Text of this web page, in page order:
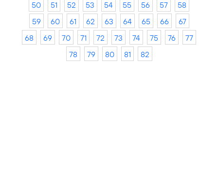
50
51 52 53 54 55 56 57
58
59
60 61 62 63 64 65 66
67
68
69 70 71 72 73 74 75 76
77
78
79 80 81 82